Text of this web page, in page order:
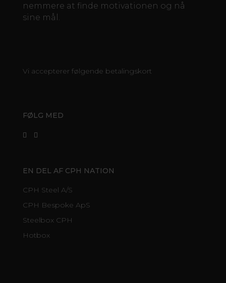
nemmere at finde motivationen og nå
sine mål.
Vi accepterer følgende betalingskort
FØLG MED
EN DEL AF CPH NATION
CPH Steel A/S
CPH Bespoke ApS
Steelbox CPH
Hotbox